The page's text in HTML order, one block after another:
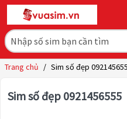
Trang chủ / Sim số đẹp
Sim số đẹp 0921456555